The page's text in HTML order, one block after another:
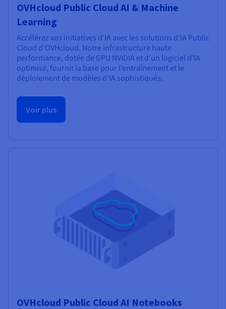
OVHcloud Public Cloud AI & Machine
Learning
Accélérez vos initiatives d'IA avec les solutions d'IA Public
Cloud d'OVHcloud. Notre infrastructure haute
performance, dotée de GPU NVIDIA et d’un logiciel d’IA
optimisé, fournit la base pour l’entraînement et le
déploiement de modèles d’IA sophistiqués.
Voir plus
OVHcloud Public Cloud AI Notebooks